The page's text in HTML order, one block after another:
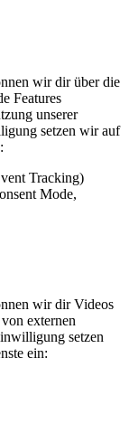
wir dir über die
Features
unserer
setzen wir auf
Tracking)
Mode,
wir dir Videos
externen
setzen
ein: